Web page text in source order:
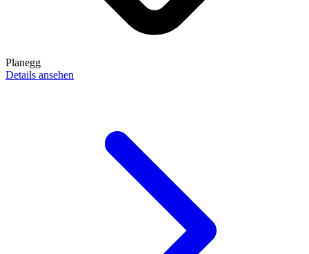
Planegg
Details ansehen